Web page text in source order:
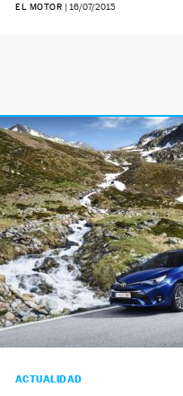
EL MOTOR | 16/07/2015
ACTUALIDAD